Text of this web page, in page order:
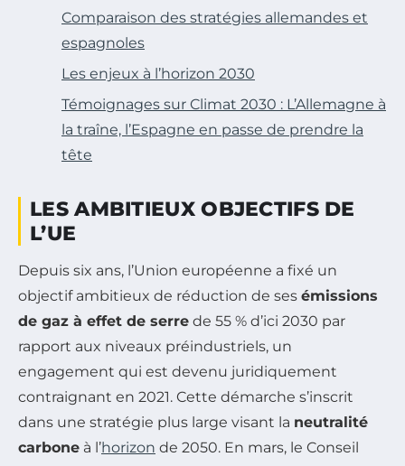
Comparaison des stratégies allemandes et
espagnoles
Les enjeux à l’horizon 2030
Témoignages sur Climat 2030 : L’Allemagne à
la traîne, l’Espagne en passe de prendre la
tête
LES AMBITIEUX OBJECTIFS DE
L’UE
Depuis six ans, l’Union européenne a fixé un
objectif ambitieux de réduction de ses émissions
de gaz à effet de serre de 55 % d’ici 2030 par
rapport aux niveaux préindustriels, un
engagement qui est devenu juridiquement
contraignant en 2021. Cette démarche s’inscrit
dans une stratégie plus large visant la neutralité
carbone à l’horizon de 2050. En mars, le Conseil